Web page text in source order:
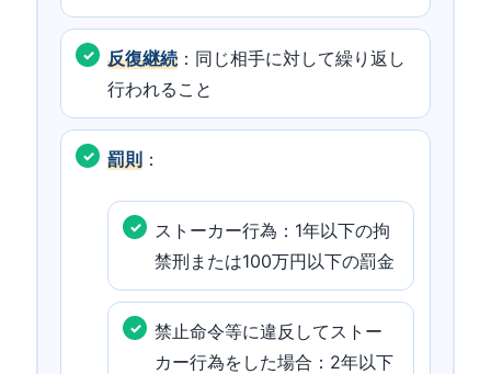
反復継続 ：同じ相手に対して繰り返し
行われること
罰則 ：
ストーカー行為：1年以下の拘
禁刑または100万円以下の罰金
禁止命令等に違反してストー
カー行為をした場合：2年以下